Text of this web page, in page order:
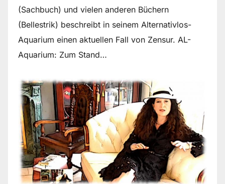
(Sachbuch) und vielen anderen Büchern
(Bellestrik) beschreibt in seinem Alternativlos-
Aquarium einen aktuellen Fall von Zensur. AL-
Aquarium: Zum Stand…